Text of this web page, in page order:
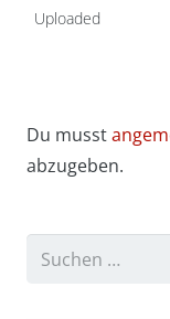
Uploaded
Du musst
abzugeben.
Suchen